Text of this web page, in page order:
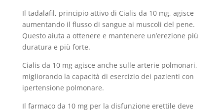
Il tadalafil, principio attivo di Cialis da 10 mg, agisce
aumentando il flusso di sangue ai muscoli del pene.
Questo aiuta a ottenere e mantenere un’erezione più
duratura e più forte.
Cialis da 10 mg agisce anche sulle arterie polmonari,
migliorando la capacità di esercizio dei pazienti con
ipertensione polmonare.
Il farmaco da 10 mg per la disfunzione erettile deve